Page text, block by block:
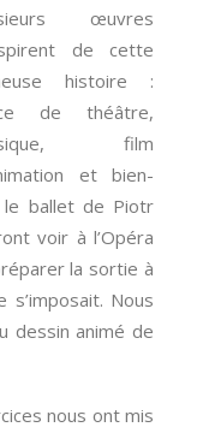
œuvres
de cette
histoire :
de théâtre,
film
et bien-
le ballet de Piotr
voir à l’Opéra
la sortie à
s’imposait. Nous
dessin animé de
nous ont mis